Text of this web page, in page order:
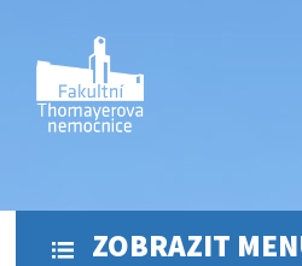
ZOBRAZIT